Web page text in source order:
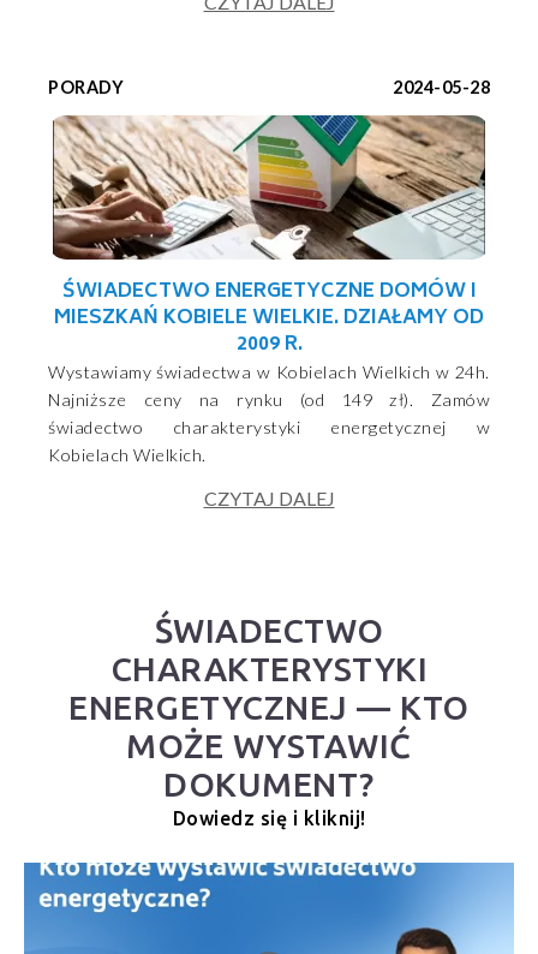
PORADY 2024-05-28
ŚWIADECTWO ENERGETYCZNE DOMÓW I
MIESZKAŃ KOBIELE WIELKIE. DZIAŁAMY OD
2009 R.
Wystawiamy świadectwa w Kobielach Wielkich w 24h.
Najniższe ceny na rynku (od 149 zł). Zamów
świadectwo charakterystyki energetycznej w
Kobielach Wielkich.
CZYTAJ DALEJ
ŚWIADECTWO
CHARAKTERYSTYKI
ENERGETYCZNEJ — KTO
MOŻE WYSTAWIĆ
DOKUMENT?
Dowiedz się i kliknij!